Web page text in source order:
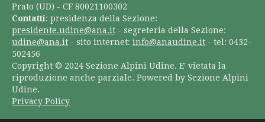
Prato (UD) - CF 80021100302
Contatti: presidenza della Sezione:
presidente.udine@ana.it - segreteria della Sezione:
udine@ana.it - sito internet: info@anaudine.it - tel: 0432-
502456
Copyright © 2024 Sezione Alpini Udine. E' vietata la
riproduzione anche parziale. Powered by Sezione Alpini
Udine.
Privacy Policy